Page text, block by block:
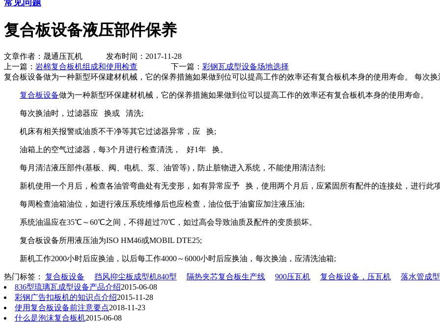
常见问题
复合板设备液压部件保养
文章作者：晟通压瓦机 发布时间：2017-11-28
上一篇： 岩棉复合板机组成和使用检查 下一篇： 彩钢瓦成型设备场地选择
复合板设备做为一种新型环保建材机械，它的保养措施如果做到位可以提高工作的效率还有复合板机本身的使用寿命。 每次
复合板设备做为一种新型环保建材机械，它的保养措施如果做到位可以提高工作的效率还有复合板机本身的使用寿命。
每次换油时，过滤器应 换或 清洗;
机床有相关报警或油质不干净等其它过滤器异常，应 换;
油箱上的空气过滤器，每3个月进行检查清洗， 好1年 换。
每月清洁液压部件(基板、阀、电机、泵、油管等)，防止脏物进入系统，不能使用清洁剂;
新机使用一个月后，检查各油管弯曲处有无变形，如有异常应予 换，使用两个月后，应紧固所有配件的连接处，进行此
每周检查油箱油位，如进行液压系统维修后也应检查，油位低于油窗应加注液压油;
系统油温应在35℃～60℃之间，不得超过70℃，如过高会导致油质及配件的变质损坏。
复合板设备所用液压油为ISO HM46或MOBIL DTE25;
新机工作2000小时后应换油，以后每工作4000～6000小时后应换油，每次换油，应清洗油箱;
热门标签： 复合板设备 挡风抑尘板成型机840型 隔热夹芯复合板生产线 900压瓦机 复合板设备，压瓦机
落水管成
836型琉璃瓦成型设备产品介绍2015-06-08
彩钢广告扣板机的知识点介绍2015-11-28
使用复合板设备前注意要点2018-11-23
什么是泡沫复合板机2015-06-08